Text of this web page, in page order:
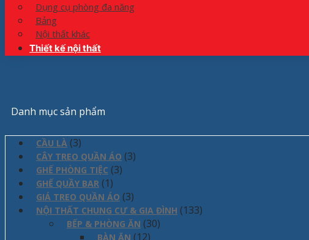
Dụng cụ phòng đa năng
Bảng
Nội thất khác
Thiết kế nội thất
Danh mục sản phẩm
CẦU LÀ (3)
CÂY TREO QUẦN ÁO (3)
GHẾ PHÒNG TIỆC (3)
GHẾ QUẦY BAR (1)
GIÁ TREO QUẦN ÁO (3)
NỘI THẤT CHUNG CƯ & GIA ĐÌNH (133)
BẾP & PHÒNG ĂN (30)
BÀN ĂN (12)